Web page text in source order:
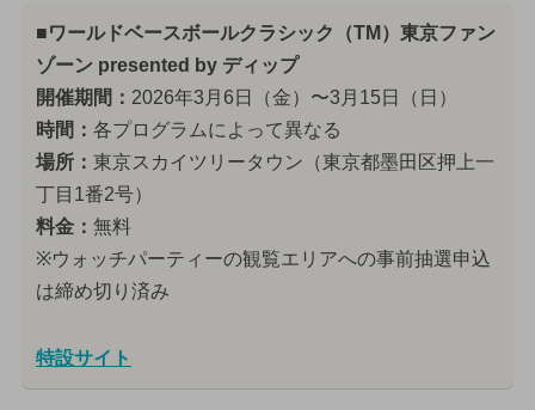
■ワールドベースボールクラシック（TM）東京ファン
ゾーン presented by ディップ
開催期間： 2026年3月6日（金）〜3月15日（日）
時間： 各プログラムによって異なる
場所： 東京スカイツリータウン（東京都墨田区押上一
丁目1番2号）
料金： 無料
※ウォッチパーティーの観覧エリアへの事前抽選申込
は締め切り済み
特設サイト